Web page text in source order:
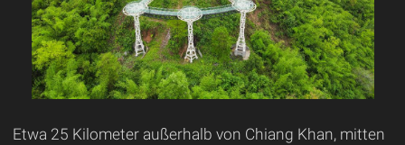
Etwa 25 Kilometer außerhalb von Chiang Khan, mitten